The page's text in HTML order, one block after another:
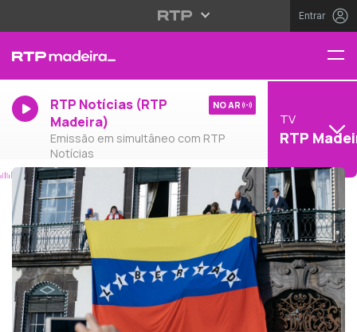
Entrar
RTP Notícias (RTP
Madeira)
Emissão em simultâneo com RTP
Notícias
NO AR
TV
RTP